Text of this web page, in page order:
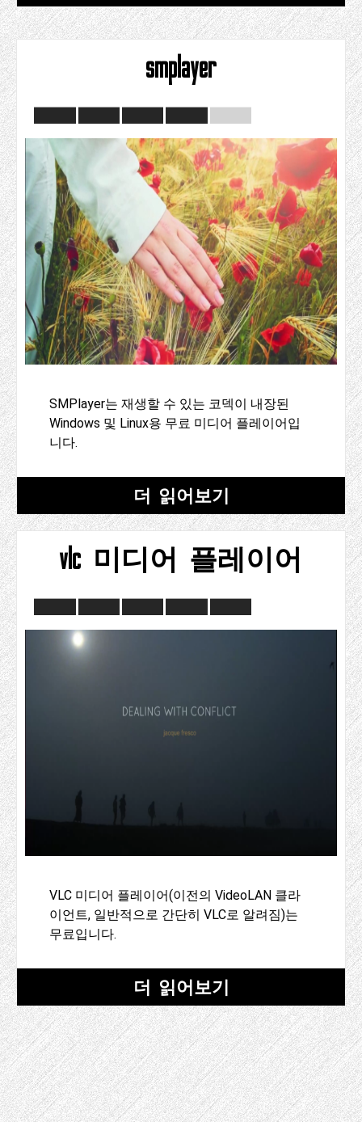
smplayer
SMPlayer는 재생할 수 있는 코덱이 내장된
Windows 및 Linux용 무료 미디어 플레이어입
니다.
더 읽어보기
vlc 미디어 플레이어
VLC 미디어 플레이어(이전의 VideoLAN 클라
이언트, 일반적으로 간단히 VLC로 알려짐)는
무료입니다.
더 읽어보기